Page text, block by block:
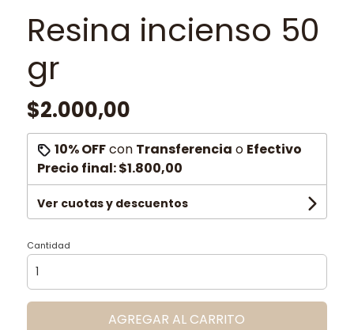
Resina incienso 50
gr
$2.000,00
10% OFFcon Transferencia o Efectivo
Precio final:$1.800,00
Ver cuotas y descuentos
Cantidad
AGREGAR AL CARRITO